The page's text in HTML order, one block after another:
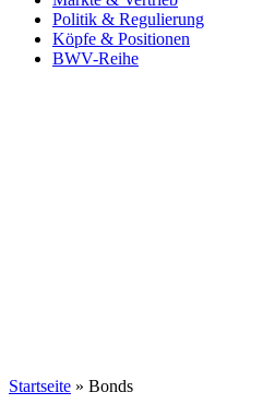
Politik & Regulierung
Köpfe & Positionen
BWV-Reihe
Startseite » Bonds